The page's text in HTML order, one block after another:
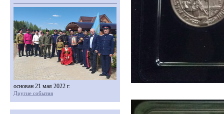
основан 21 мая 2022 г.
Другие события